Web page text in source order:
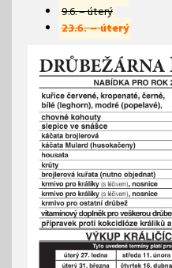
9.6. – úterý
23.6. – úterý